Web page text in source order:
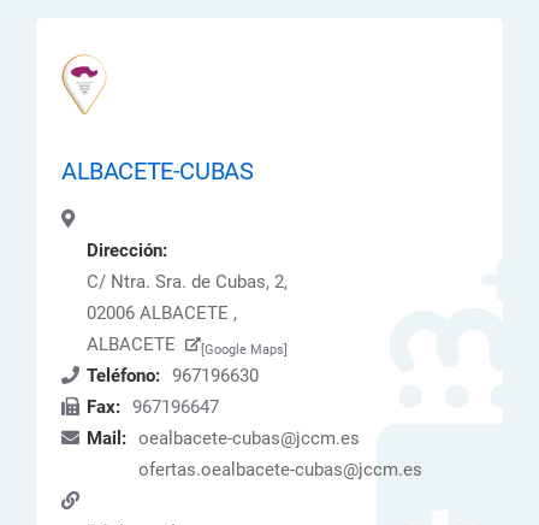
ALBACETE-CUBAS
Dirección:
C/ Ntra. Sra. de Cubas, 2,
02006 ALBACETE ,
ALBACETE
[Google Maps]
Teléfono: 967196630
Fax: 967196647
Mail: oealbacete-cubas@jccm.es
ofertas.oealbacete-cubas@jccm.es